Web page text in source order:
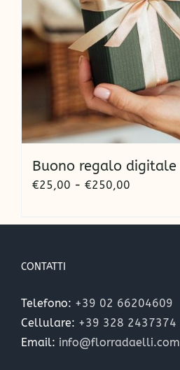
Buono regalo digitale
€25,00 - €250,00
prezzo:
€250,00
CONTATTI
Telefono: +39 02 66204609
Cellulare: +39 328 2437374
Email: info@florradaelli.com